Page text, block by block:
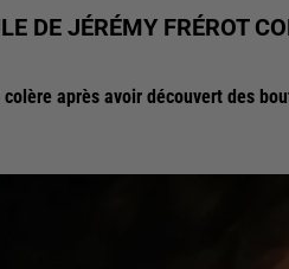
DE JÉRÉMY FRÉROT
après avoir découvert des